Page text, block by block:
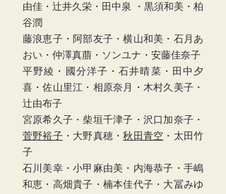
由佳・辻井久栄・田中泉 ・黒須和美・柏
谷潤
藤浪恵子・阿部友子・横山和美・石月あ
おい・仲澤真萠・ソンユナ・安藤佳奈子
平野綾・國分洋子・石井晴菜・田中夕
喜・佐山里江・相原奈月・木村久美子・
辻由布子
宮原希久子・柴垣千津子・沢口加奈子・
菅野裕子・大野真穂・秋田青空 ・太田竹
子
石川美幸・小甲麻由美・内海恭子・手嶋
和恵・高畑貴子・楠本佳代子・大冨みゆ